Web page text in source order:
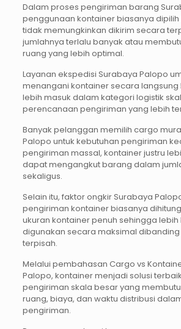
Dalam proses pengiriman barang
penggunaan kontainer biasanya
tidak memungkinkan dikirim secara
jumlahnya terlalu banyak atau
ruang yang lebih optimal.
Layanan ekspedisi Surabaya Palopo
menangani kontainer secara langsung
lebih masuk dalam kategori logistik
perencanaan pengiriman yang lebih
Banyak pelanggan memilih cargo
Palopo untuk kebutuhan pengiriman
pengiriman massal, kontainer justru
dapat mengangkut barang dalam
sekaligus.
Selain itu, faktor ongkir Surabaya
pengiriman kontainer biasanya
ukuran kontainer penuh sehingga lebih
digunakan secara maksimal
terpisah.
Melalui pembahasan Cargo vs
Palopo, kontainer menjadi solusi
pengiriman skala besar yang
ruang, biaya, dan waktu distribusi
pengiriman.